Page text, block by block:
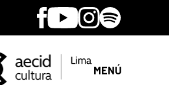
Facebook
YoutubeInstagram
Spotify
MENÚ